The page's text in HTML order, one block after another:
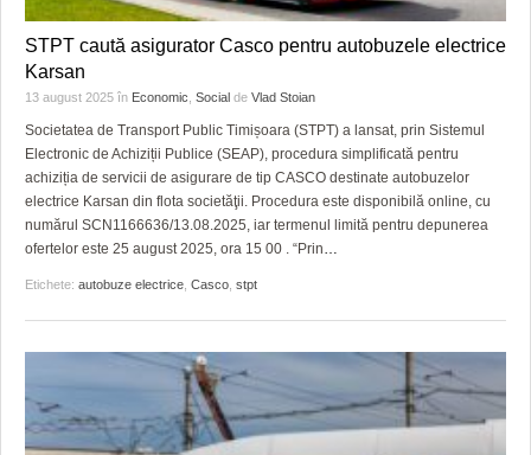
STPT caută asigurator Casco pentru autobuzele electrice
Karsan
13 august 2025 în Economic Social de Vlad Stoian
Societatea de Transport Public Timișoara (STPT) a lansat, prin Sistemul
Electronic de Achiziții Publice (SEAP), procedura simplificată pentru
achiziția de servicii de asigurare de tip CASCO destinate autobuzelor
electrice Karsan din flota societăţii. Procedura este disponibilă online, cu
numărul SCN1166636/13.08.2025, iar termenul limită pentru depunerea
ofertelor este 25 august 2025, ora 15 00 . “Prin…
Etichete: autobuze electrice Casco stpt